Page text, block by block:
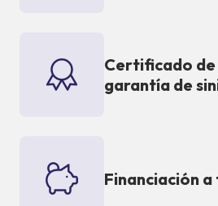
Certificado
garantía de
Financiación